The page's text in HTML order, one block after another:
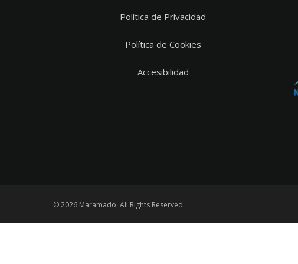
Política de Privacidad
Política de Cookies
Accesibilidad
© 2026 Maramado. All Rights Reserved.